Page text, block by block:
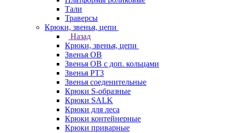
Тали
Траверсы
Крюки, звенья, цепи
Назад
Крюки, звенья, цепи
Звенья ОВ
Звенья ОВ с доп. кольцами
Звенья РТ3
Звенья соеденительные
Крюки S-образные
Крюки SALK
Крюки для леса
Крюки контейнерные
Крюки приварные